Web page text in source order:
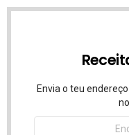
Envia o teu
Endereço